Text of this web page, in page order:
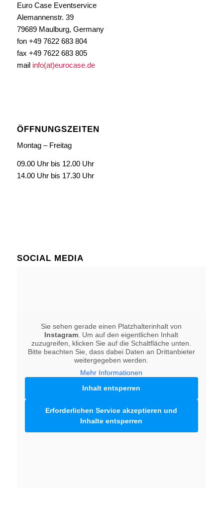
Euro Case Eventservice
Alemannenstr. 39
79689 Maulburg, Germany
fon +49 7622 683 804
fax +49 7622 683 805
mail info(at)eurocase.de
ÖFFNUNGSZEITEN
Montag – Freitag
09.00 Uhr bis 12.00 Uhr
14.00 Uhr bis 17.30 Uhr
SOCIAL MEDIA
Sie sehen gerade einen Platzhalterinhalt von
Instagram . Um auf den eigentlichen Inhalt
zuzugreifen, klicken Sie auf die Schaltfläche unten.
Bitte beachten Sie, dass dabei Daten an Drittanbieter
weitergegeben werden.
Mehr Informationen
Inhalt entsperren
Erforderlichen Service akzeptieren und
Inhalte entsperren